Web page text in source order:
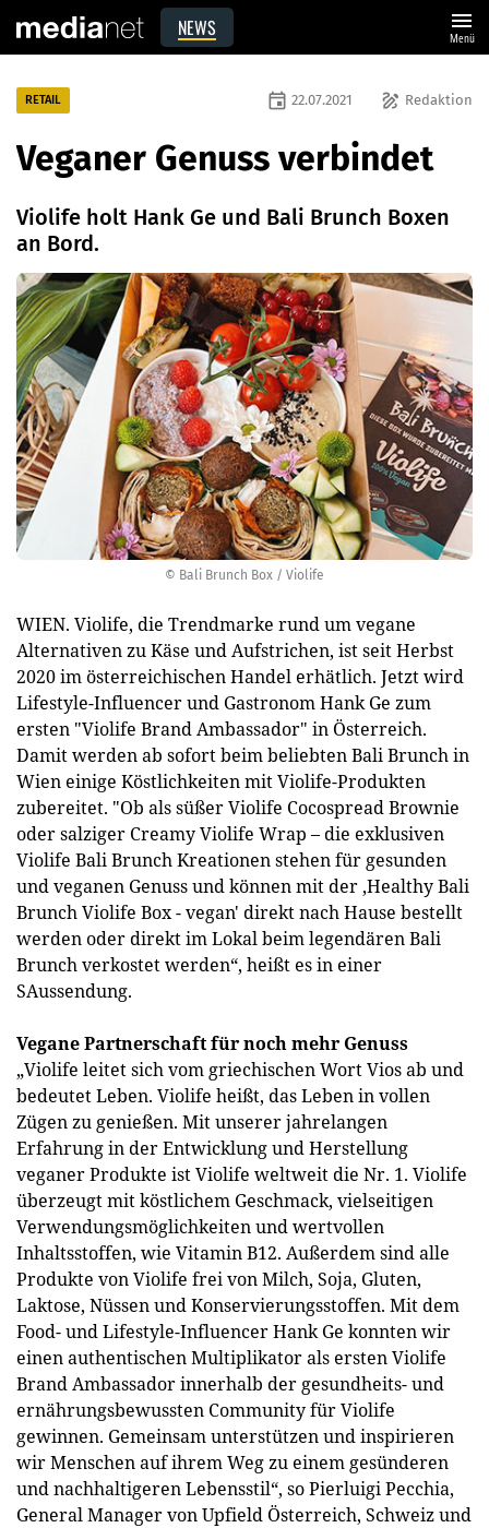
NEWS menu
Menü
© Bali Brunch Box / Violife
RETAIL draw Redaktion
event 22.07.2021
Veganer Genuss verbindet
Violife holt Hank Ge und Bali Brunch Boxen
an Bord.
WIEN. Violife, die Trendmarke rund um vegane
Alternativen zu Käse und Aufstrichen, ist seit Herbst
2020 im österreichischen Handel erhätlich. Jetzt wird
Lifestyle-Influencer und Gastronom Hank Ge zum
ersten "Violife Brand Ambassador" in Österreich.
Damit werden ab sofort beim beliebten Bali Brunch in
Wien einige Köstlichkeiten mit Violife-Produkten
zubereitet. "Ob als süßer Violife Cocospread Brownie
oder salziger Creamy Violife Wrap – die exklusiven
Violife Bali Brunch Kreationen stehen für gesunden
und veganen Genuss und können mit der ,Healthy Bali
Brunch Violife Box - vegan' direkt nach Hause bestellt
werden oder direkt im Lokal beim legendären Bali
Brunch verkostet werden“, heißt es in einer
SAussendung.
Vegane Partnerschaft für noch mehr Genuss
„Violife leitet sich vom griechischen Wort Vios ab und
bedeutet Leben. Violife heißt, das Leben in vollen
Zügen zu genießen. Mit unserer jahrelangen
Erfahrung in der Entwicklung und Herstellung
veganer Produkte ist Violife weltweit die Nr. 1. Violife
überzeugt mit köstlichem Geschmack, vielseitigen
Verwendungsmöglichkeiten und wertvollen
Inhaltsstoffen, wie Vitamin B12. Außerdem sind alle
Produkte von Violife frei von Milch, Soja, Gluten,
Laktose, Nüssen und Konservierungsstoffen. Mit dem
Food- und Lifestyle-Influencer Hank Ge konnten wir
einen authentischen Multiplikator als ersten Violife
Brand Ambassador innerhalb der gesundheits- und
ernährungsbewussten Community für Violife
gewinnen. Gemeinsam unterstützen und inspirieren
wir Menschen auf ihrem Weg zu einem gesünderen
und nachhaltigeren Lebensstil“, so Pierluigi Pecchia,
General Manager von Upfield Österreich, Schweiz und